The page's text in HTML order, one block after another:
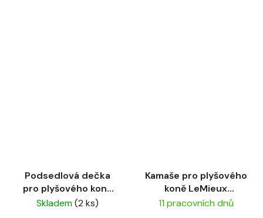
Podsedlová dečka
pro plyšového koně
LeMieux Chilli
Skladem(2 ks)
Kamaše pro plyšového
koně LeMieux
Macaron
11 pracovních dnů